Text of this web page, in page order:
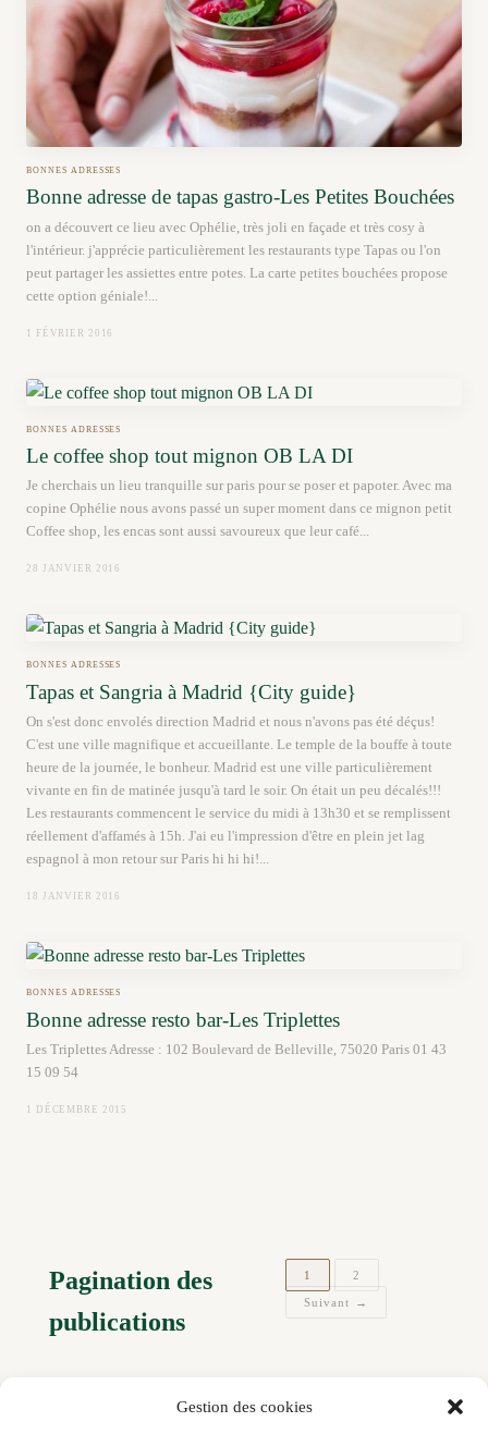
Gestion des cookies
BONNES ADRESSES
Bonne adresse de tapas gastro-Les Petites Bouchées
on a découvert ce lieu avec Ophélie, très joli en façade et très cosy à
l'intérieur. j'apprécie particulièrement les restaurants type Tapas ou l'on
peut partager les assiettes entre potes. La carte petites bouchées propose
cette option géniale!...
1 FÉVRIER 2016
BONNES ADRESSES
Le coffee shop tout mignon OB LA DI
Je cherchais un lieu tranquille sur paris pour se poser et papoter. Avec ma
copine Ophélie nous avons passé un super moment dans ce mignon petit
Coffee shop, les encas sont aussi savoureux que leur café...
28 JANVIER 2016
BONNES ADRESSES
Tapas et Sangria à Madrid {City guide}
On s'est donc envolés direction Madrid et nous n'avons pas été déçus!
C'est une ville magnifique et accueillante. Le temple de la bouffe à toute
heure de la journée, le bonheur. Madrid est une ville particulièrement
vivante en fin de matinée jusqu'à tard le soir. On était un peu décalés!!!
Les restaurants commencent le service du midi à 13h30 et se remplissent
réellement d'affamés à 15h. J'ai eu l'impression d'être en plein jet lag
espagnol à mon retour sur Paris hi hi hi!...
18 JANVIER 2016
BONNES ADRESSES
Bonne adresse resto bar-Les Triplettes
Les Triplettes Adresse : 102 Boulevard de Belleville, 75020 Paris 01 43
15 09 54
1 DÉCEMBRE 2015
Pagination des
publications
1 2
Suivant →